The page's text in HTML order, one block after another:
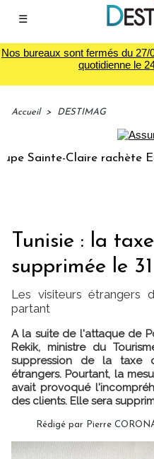
☰
Nos bureaux sont fermés du
quotidienne le
Accueil > DESTIMAG
Sainte-Claire rachète
Tunisie : la
supprimée le
Les visiteurs étrangers
partant
A la suite de l'attaque de
Rekik, ministre du
suppression de la taxe
étrangers. Pourtant, la
avait provoqué
des clients. Elle sera
Rédigé par Pierre